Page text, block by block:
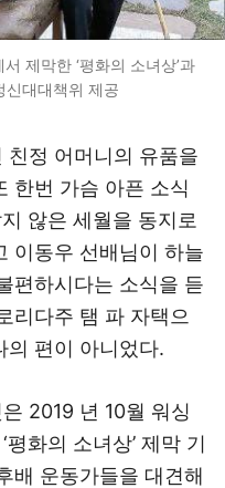
제막한 ‘평화의 소녀상’과
신대대책위 제공
친정 어머니의 유품을
한번 가슴 아픈 소식
않은 세월을 동지로
이동우 선배님이 하늘
편하시다는 소식을 듣
리다주 탬 파 자택으
의 편이 아니었다.
2019 년 10월 워싱
화의 소녀상’ 제막 기
배 운동가들을 대견해